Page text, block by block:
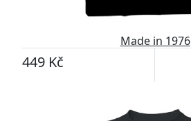
Made in 1976
449 Kč